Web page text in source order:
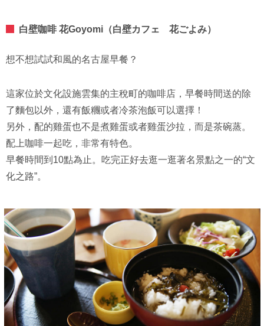
白壁咖啡 花Goyomi（白壁カフェ 花ごよみ）
想不想試試和風的名古屋早餐？
這家位於文化設施雲集的主稅町的咖啡店，早餐時間送的除
了麵包以外，還有飯糰或者冷茶泡飯可以選擇！
另外，配的雞蛋也不是煮雞蛋或者雞蛋沙拉，而是茶碗蒸。
配上咖啡一起吃，非常有特色。
早餐時間到10點為止。吃完正好去逛一逛著名景點之一的“文
化之路”。